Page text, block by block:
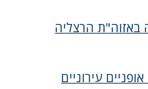
באזוה"ת הרצליה
עירוניים